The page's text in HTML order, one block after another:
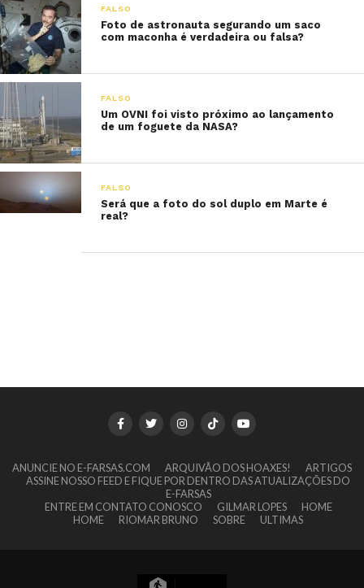
FALSO
Foto de astronauta segurando um saco
com maconha é verdadeira ou falsa?
FALSO
Um OVNI foi visto próximo ao lançamento
de um foguete da NASA?
FALSO
Será que a foto do sol duplo em Marte é
real?
ANUNCIE NO E-FARSAS.COM ARQUIVÃO DOS HOAXES!
ARTIGOS
ASSINE NOSSO FEED E FIQUE POR DENTRO DAS ATUALIZAÇÕES DO
E-FARSAS
ENTRE EM CONTATO CONOSCO
GILMAR LOPES
HOME
HOME
RIOMAR BRUNO SOBRE ULTIMAS